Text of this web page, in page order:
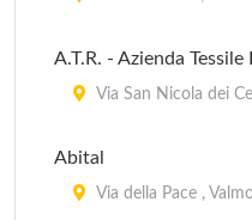
A.T.R. - Azienda Tessile
Via San Nicola dei
Abital
Via della Pace ,